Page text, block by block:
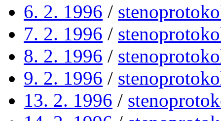
6. 2. 1996 /
7. 2. 1996 /
8. 2. 1996 /
9. 2. 1996 /
13. 2. 1996 /